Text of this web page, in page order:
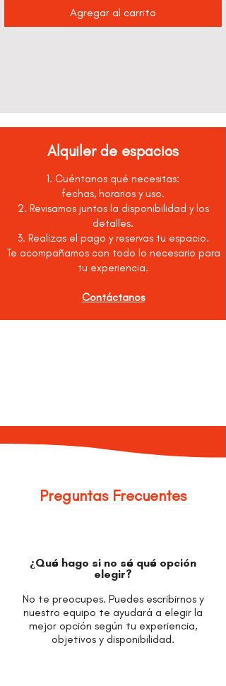
Agregar al carrito
Alquiler de espacios
1. Cuéntanos qué necesitas:
fechas, horarios y uso.
2. Revisamos juntos la disponibilidad y los
detalles.
3. Realizas el pago y reservas tu espacio.
Te acompañamos con todo lo necesario para
tu experiencia.
Contáctanos
Preguntas Frecuentes
¿Qué hago si no sé qué opción
elegir?
No te preocupes. Puedes escribirnos y
nuestro equipo te ayudará a elegir la
mejor opción según tu experiencia,
objetivos y disponibilidad.